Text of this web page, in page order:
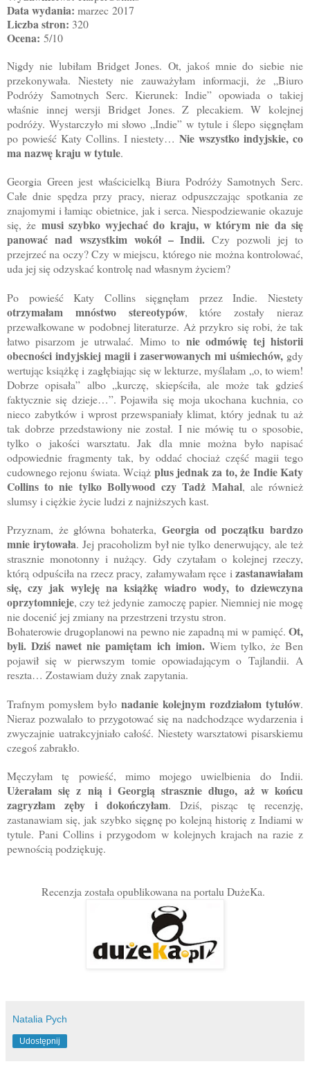
Data wydania: marzec 2017
Liczba stron: 320
Ocena: 5/10
Nigdy nie lubiłam Bridget Jones. Ot, jakoś mnie do siebie nie
przekonywała. Niestety nie zauważyłam informacji, że „Biuro
Podróży Samotnych Serc. Kierunek: Indie” opowiada o takiej
właśnie innej wersji Bridget Jones. Z plecakiem. W kolejnej
podróży. Wystarczyło mi słowo „Indie” w tytule i ślepo sięgnęłam
po powieść Katy Collins. I niestety…Nie wszystko indyjskie, co
ma nazwę kraju w tytule.
Georgia Green jest właścicielką Biura Podróży Samotnych Serc.
Całe dnie spędza przy pracy, nieraz odpuszczając spotkania ze
znajomymi i łamiąc obietnice, jak i serca. Niespodziewanie okazuje
się, że musi szybko wyjechać do kraju, w którym nie da się
panować nad wszystkim wokół – Indii. Czy pozwoli jej to
przejrzeć na oczy? Czy w miejscu, którego nie można kontrolować,
uda jej się odzyskać kontrolę nad własnym życiem?
Po powieść Katy Collins sięgnęłam przez Indie. Niestety
otrzymałam mnóstwo stereotypów, które zostały nieraz
przewałkowane w podobnej literaturze. Aż przykro się robi, że tak
łatwo pisarzom je utrwalać. Mimo to nie odmówię tej historii
obecności indyjskiej magii i zaserwowanych mi uśmiechów, gdy
wertując książkę i zagłębiając się w lekturze, myślałam „o, to wiem!
Dobrze opisała” albo „kurczę, skiepściła, ale może tak gdzieś
faktycznie się dzieje…”. Pojawiła się moja ukochana kuchnia, co
nieco zabytków i wprost przewspaniały klimat, który jednak tu aż
tak dobrze przedstawiony nie został. I nie mówię tu o sposobie,
tylko o jakości warsztatu. Jak dla mnie można było napisać
odpowiednie fragmenty tak, by oddać chociaż część magii tego
cudownego rejonu świata. Wciąż plus jednak za to, że Indie Katy
Collins to nie tylko Bollywood czy Tadż Mahal, ale również
slumsy i ciężkie życie ludzi z najniższych kast.
Przyznam, że główna bohaterka, Georgia od początku bardzo
mnie irytowała. Jej pracoholizm był nie tylko denerwujący, ale też
strasznie monotonny i nużący. Gdy czytałam o kolejnej rzeczy,
którą odpuściła na rzecz pracy, załamywałam ręce i zastanawiałam
się, czy jak wyleję na książkę wiadro wody, to dziewczyna
oprzytomnieje, czy też jedynie zamoczę papier. Niemniej nie mogę
nie docenić jej zmiany na przestrzeni trzystu stron.
Bohaterowie drugoplanowi na pewno nie zapadną mi w pamięć. Ot,
byli. Dziś nawet nie pamiętam ich imion.Wiem tylko, że Ben
pojawił się w pierwszym tomie opowiadającym o Tajlandii. A
reszta… Zostawiam duży znak zapytania.
Trafnym pomysłem było nadanie kolejnym rozdziałom tytułów.
Nieraz pozwalało to przygotować się na nadchodzące wydarzenia i
zwyczajnie uatrakcyjniało całość. Niestety warsztatowi pisarskiemu
czegoś zabrakło.
Męczyłam tę powieść, mimo mojego uwielbienia do Indii.
Użerałam się z nią i Georgią strasznie długo, aż w końcu
zagryzłam zęby i dokończyłam. Dziś, pisząc tę recenzję,
zastanawiam się, jak szybko sięgnę po kolejną historię z Indiami w
tytule. Pani Collins i przygodom w kolejnych krajach na razie z
pewnością podziękuję.
Recenzja została opublikowana na portalu DużeKa.
Natalia Pych
Udostępnij